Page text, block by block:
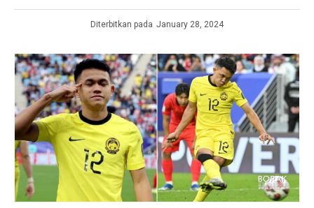
Diterbitkan pada January 28, 2024